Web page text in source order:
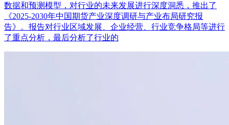
数据和预测模型，对行业的未来发展进行深度洞悉，推出了
《2025-2030年中国期货产业深度调研与产业布局研究报
告》。报告对行业区域发展、企业经营、行业竞争格局等进行
了重点分析，最后分析了行业的